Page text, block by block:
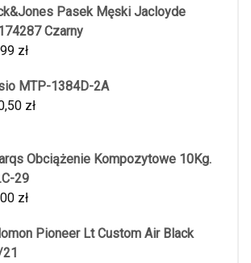
Pasek Męski Jacloyde
Czarny
zł
MTP-1384D-2A
zł
Obciążenie Kompozytowe 10Kg.
29
zł
Pioneer Lt Custom Air Black